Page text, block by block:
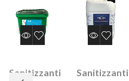
Sanitizzanti Sanitizzanti